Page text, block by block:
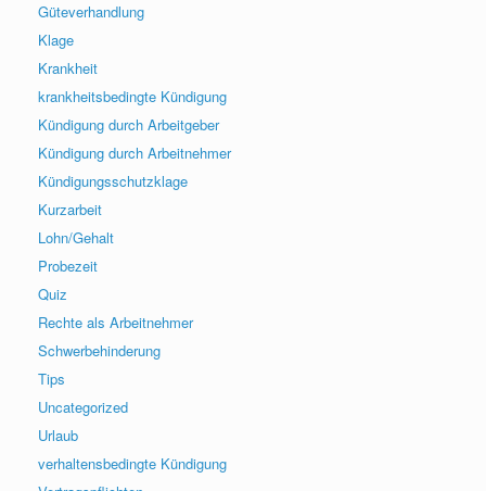
Güteverhandlung
Klage
Krankheit
krankheitsbedingte Kündigung
Kündigung durch Arbeitgeber
Kündigung durch Arbeitnehmer
Kündigungsschutzklage
Kurzarbeit
Lohn/Gehalt
Probezeit
Quiz
Rechte als Arbeitnehmer
Schwerbehinderung
Tips
Uncategorized
Urlaub
verhaltensbedingte Kündigung